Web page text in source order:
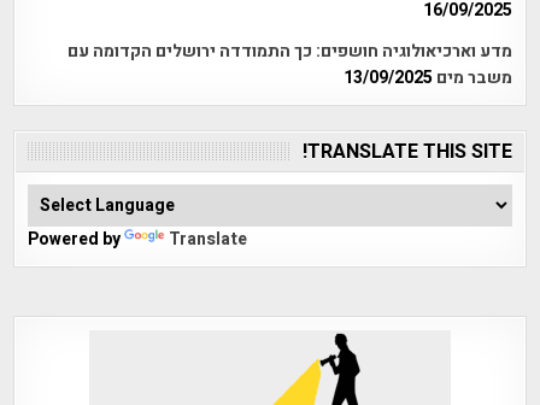
16/09/2025
מדע וארכיאולוגיה חושפים: כך התמודדה ירושלים הקדומה עם
משבר מים 13/09/2025
TRANSLATE THIS SITE!
Powered by Translate